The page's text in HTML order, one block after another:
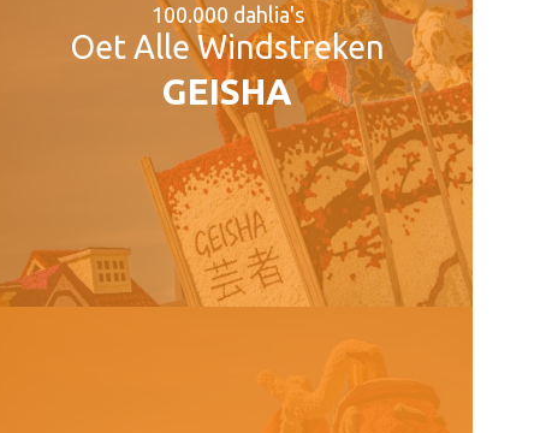
100.000 dahlia's
Oet Alle Windstreken
GEISHA